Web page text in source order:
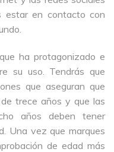
estar en contacto con
ha protagonizado e
su uso. Tendrás que
que aseguran que
trece años y que las
años deben tener
Una vez que marques
de edad más